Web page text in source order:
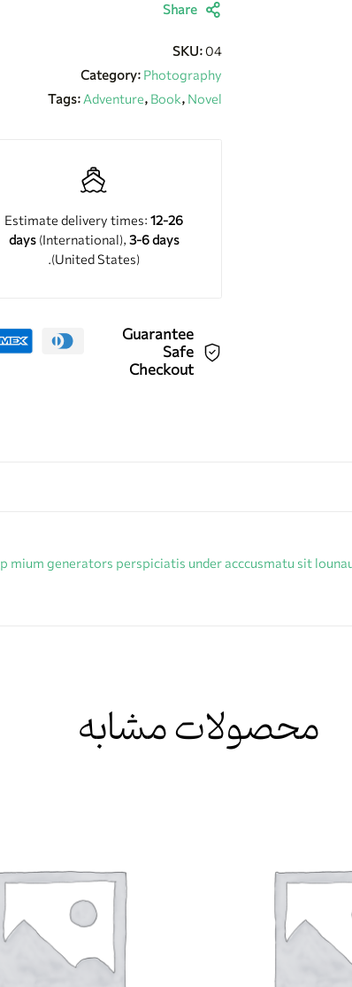
Share
SKU:04
Category:Photography
Tags:Adventure,Book,Novel
Estimate delivery times:12-26
days(International),3-6 days
(United States).
Guarantee
Safe
Checkout
mium generators perspiciatis under acccusmatu sit
محصولات مشابه